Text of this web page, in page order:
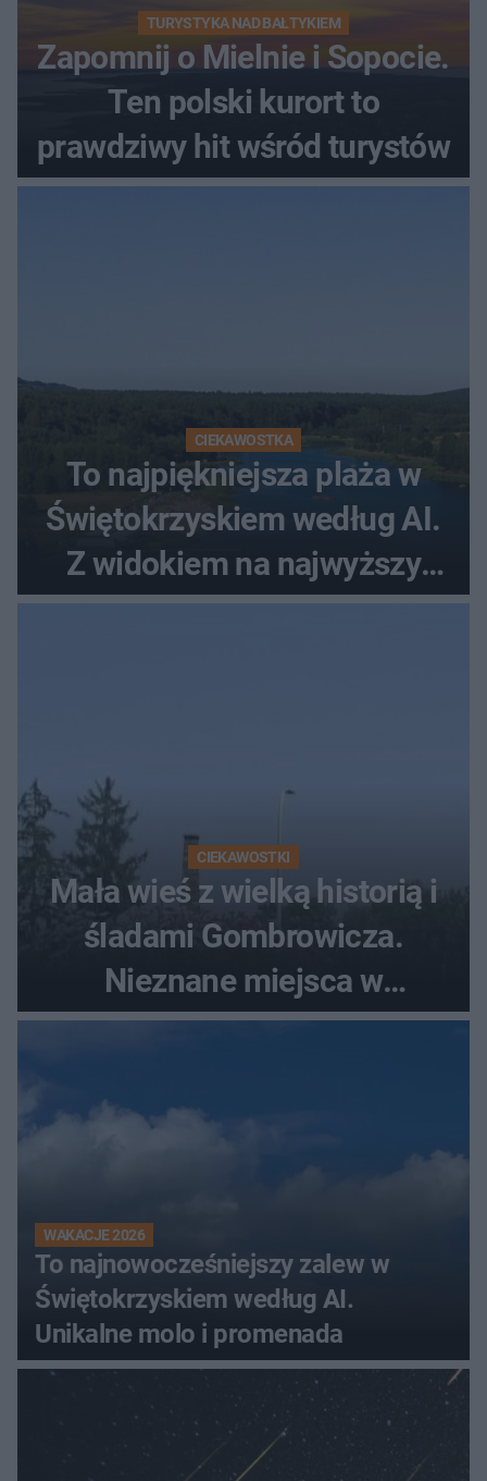
TURYSTYKA NAD BAŁTYKIEM
Zapomnij o Mielnie i Sopocie.
Ten polski kurort to
prawdziwy hit wśród turystów
CIEKAWOSTKA
To najpiękniejsza plaża w
Świętokrzyskiem według AI.
Z widokiem na najwyższy
szczyt Gór Świętokrzyskich
CIEKAWOSTKI
Mała wieś z wielką historią i
śladami Gombrowicza.
Nieznane miejsca w
Świętokrzyskiem
WAKACJE 2026
To najnowocześniejszy zalew w
Świętokrzyskiem według AI.
Unikalne molo i promenada